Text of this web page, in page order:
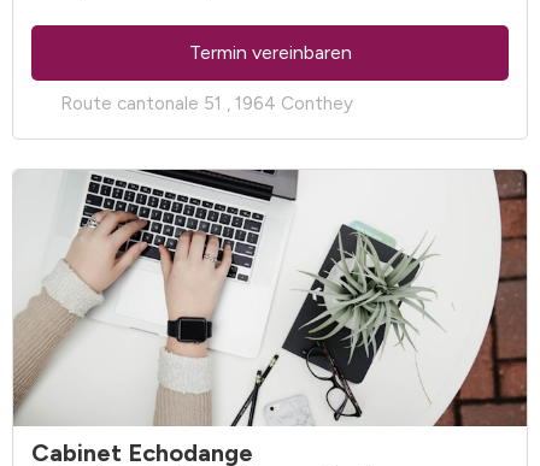
Route cantonale 51 , 1964 Conthey
Termin vereinbaren
Cabinet Echodange